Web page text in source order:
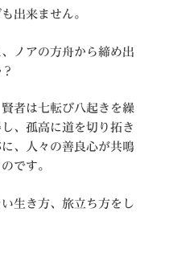
出来ません。
ノアの方舟から締め出
者は七転び八起きを繰
、孤高に道を切り拓き
、人々の善良心が共鳴
です。
生き方、旅立ち方をし